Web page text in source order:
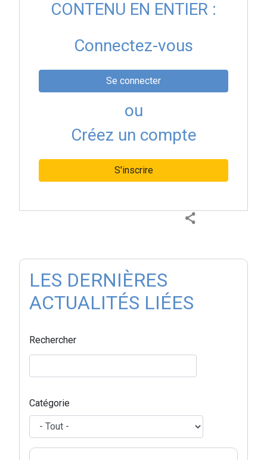
CONTENU EN ENTIER :
Connectez-vous
Se connecter
ou
Créez un compte
S'inscrire
LES DERNIÈRES
ACTUALITÉS LIÉES
Rechercher
Catégorie